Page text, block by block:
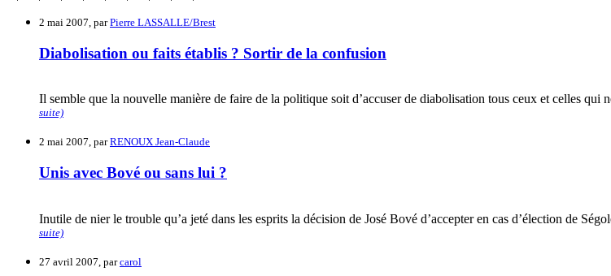
2 mai 2007, parPierre LASSALLE/Brest
Diabolisation ou faits établis ? Sortir de la confusion
Il semble que la nouvelle manière de faire de la politique soit d’accuser de diabolisation tous ceux et celles
suite)
2 mai 2007, parRENOUX Jean-Claude
Unis avec Bové ou sans lui ?
Inutile de nier le trouble qu’a jeté dans les esprits la décision de José Bové d’accepter en cas d’élection de
suite)
27 avril 2007, parcarol